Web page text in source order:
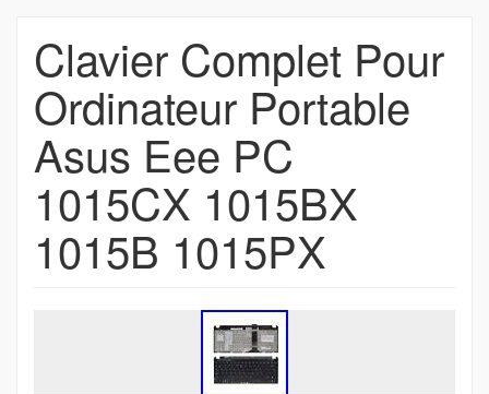
Clavier Complet Pour
Ordinateur Portable
Asus Eee PC
1015CX 1015BX
1015B 1015PX